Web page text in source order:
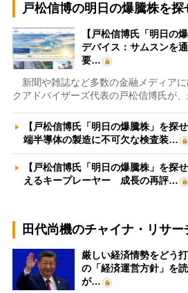
戸松信博の明日の爆騰株を探
【戸松信博氏「明日の
デバイス：サムスンを
要…
新聞や雑誌など多数の金融メディア
クアドバイザーズ代表の戸松信博氏が、
【戸松信博氏「明日の爆騰株」を探
端半導体の製造に不可欠な検査装…
【戸松信博氏「明日の爆騰株」を探
えるキープレーヤー 成長の再評…
田代尚機のチャイナ・リサー
厳しい経済情勢をどう
の「経済運営方針」を
が…